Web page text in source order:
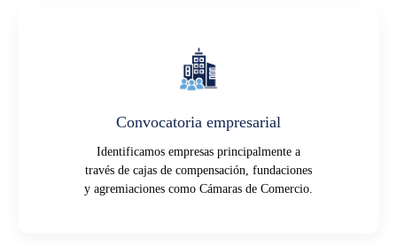
Convocatoria empresarial
Identificamos empresas principalmente a
través de cajas de compensación, fundaciones
y agremiaciones como Cámaras de Comercio.